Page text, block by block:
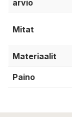
arvio
Mitat
Materiaalit
Paino